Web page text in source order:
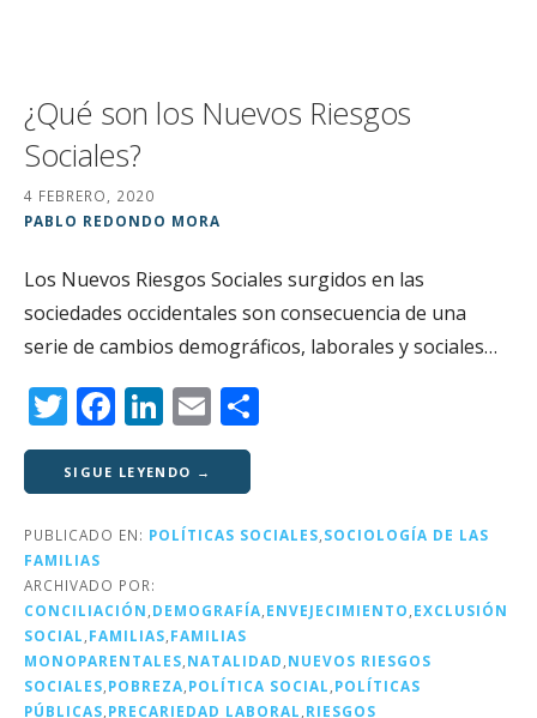
¿Qué son los Nuevos Riesgos
Sociales?
4 FEBRERO, 2020
PABLO REDONDO MORA
Los Nuevos Riesgos Sociales surgidos en las
sociedades occidentales son consecuencia de una
serie de cambios demográficos, laborales y sociales…
T
w
it
te
r
F
a
c
e
o
o
k
Li
n
k
e
n
E
m
ai
l p
rt
ir
SIGUE LEYENDO →
PUBLICADO EN: POLÍTICAS SOCIALES SOCIOLOGÍA DE LAS
FAMILIAS
ARCHIVADO POR:
CONCILIACIÓN DEMOGRAFÍA ENVEJECIMIENTO EXCLUSIÓN
SOCIAL FAMILIAS FAMILIAS
MONOPARENTALES NATALIDAD NUEVOS RIESGOS
SOCIALES POBREZA POLÍTICA SOCIAL POLÍTICAS
PÚBLICAS PRECARIEDAD LABORAL RIESGOS